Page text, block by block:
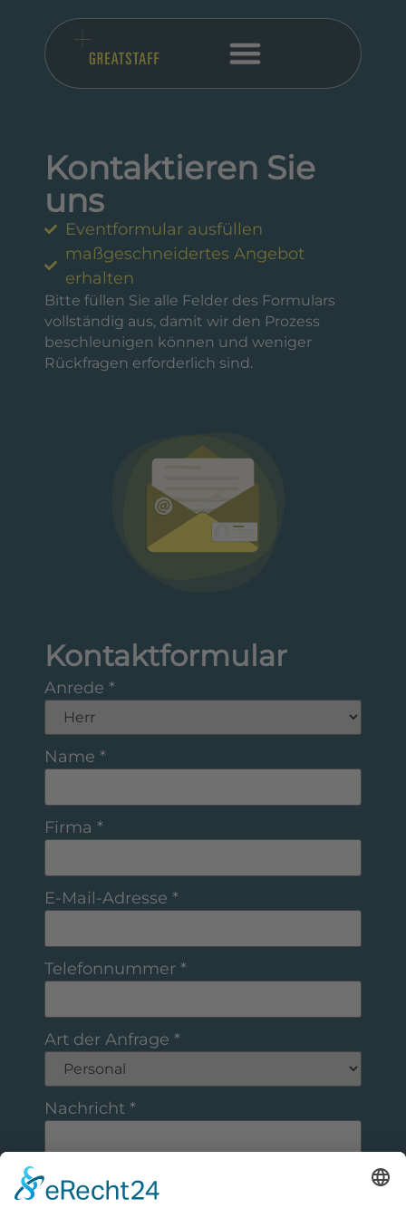
Kontaktieren Sie
uns
Eventformular ausfüllen
maßgeschneidertes Angebot
erhalten
Bitte füllen Sie alle Felder des Formulars
vollständig aus, damit wir den Prozess
beschleunigen können und weniger
Rückfragen erforderlich sind.
Kontaktformular
Anrede *
Name *
Firma *
E-Mail-Adresse *
Telefonnummer *
Art der Anfrage *
Nachricht *